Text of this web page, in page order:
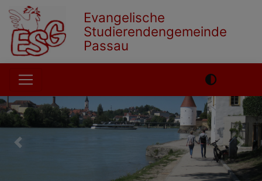
Skip
main
content
Evangelische
Studierendengemeinde
Passau
Hauptnavigation
Previous Next